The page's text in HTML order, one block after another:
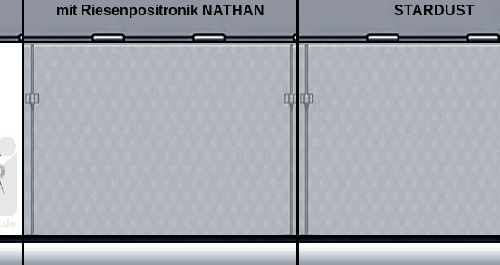
mit Riesenpositronik NATHAN
STARDUST